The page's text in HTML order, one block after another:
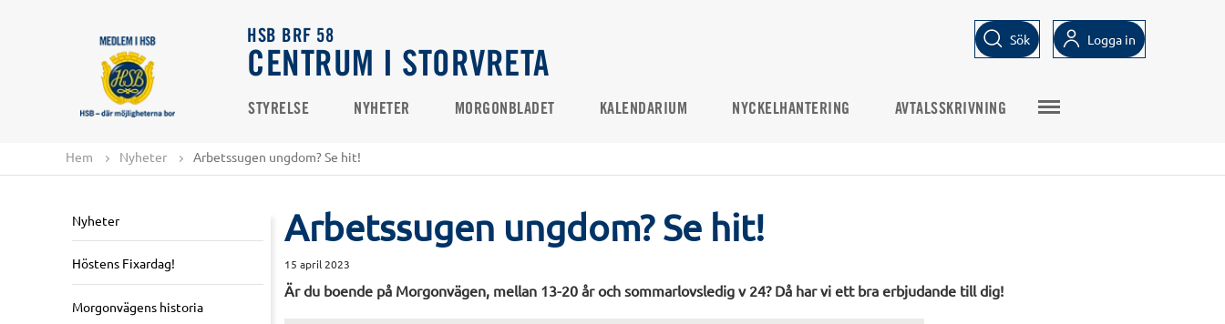
HSB BRF 58
CENTRUM I STORVRETA
Sök Logga in
STYRELSE NYHETER MORGONBLADET KALENDARIUM NYCKELHANTERING AVTALSSKRIVNING
Hem Nyheter Arbetssugen ungdom? Se hit!
Nyheter
Höstens Fixardag!
Morgonvägens historia
Arbetssugen ungdom? Se hit!
15 april 2023
Är du boende på Morgonvägen, mellan 13-20 år och sommarlovsledig v 24? Då har vi ett bra erbjudande till dig!